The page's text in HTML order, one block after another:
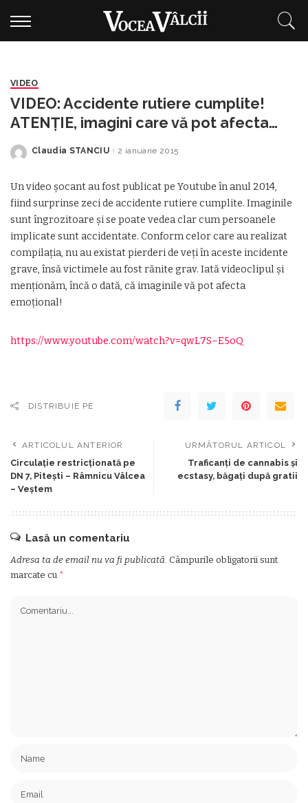
VIDEO
VIDEO: Accidente rutiere cumplite!
ATENŢIE, imagini care vă pot afecta
emoţional!
Posted
Claudia STANCIU 2 ianuarie 2015
Un video şocant au fost publicat pe Youtube în anul 2014,
fiind surprinse zeci de accidente rutiere cumplite. Imaginile
sunt îngrozitoare şi se poate vedea clar cum persoanele
implicate sunt accidentate. Conform celor care au realizat
compilaţia, nu au existat pierderi de veţi în aceste incidente
grave, însă victimele au fost rănite grav. Iată videoclipul şi
menţionăm, încă o dată, că imaginile vă pot afecta
emoţional!
https://www.youtube.com/watch?v=qwL7S–E5oQ
DISTRIBUIE PE
ARTICOLUL ANTERIOR
Circulaţie restricţionată pe
DN 7, Piteşti – Râmnicu Vâlcea
– Veştem
URMĂTORUL ARTICOL
Traficanţi de cannabis şi
ecstasy, băgaţi după gratii
Lasă un comentariu
Adresa ta de email nu va fi publicată. Câmpurile obligatorii sunt
marcate cu *